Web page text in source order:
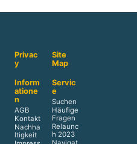
Privac
y
Site
Map
Inform
atione
n
AGB
Kontakt
Nachha
ltigkeit
Servic
e
Suchen
Häufige
Fragen
Relaunc
h 2023